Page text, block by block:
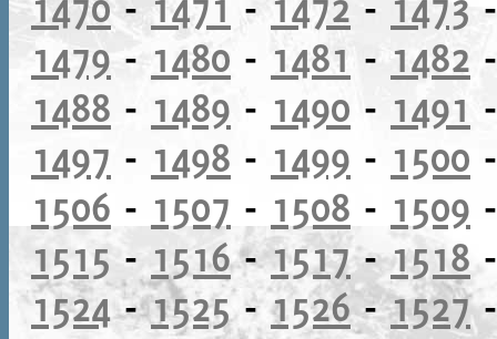
1479 - 1480 - 1481 - 1482
1488 - 1489 - 1490 - 1491
1497 - 1498 - 1499 - 1500
1506 - 1507 - 1508 - 1509
1515- 1516-1517-1518
1524-1525-1526-1527